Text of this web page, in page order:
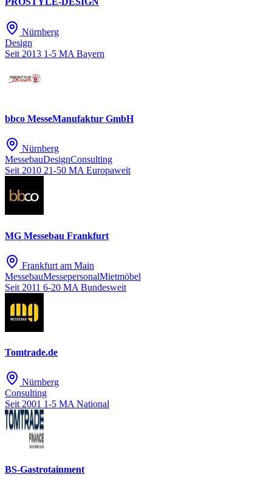
Nürnberg
Design
Seit 2013 1-5 MA Bayern
bbco MesseManufaktur GmbH
Nürnberg
MessebauDesignConsulting
Seit 2010 21-50 MA Europaweit
MG Messebau Frankfurt
Frankfurt am Main
MessebauMessepersonalMietmöbel
Seit 2011 6-20 MA Bundesweit
Tomtrade.de
Nürnberg
Consulting
Seit 2001 1-5 MA National
BS-Gastrotainment